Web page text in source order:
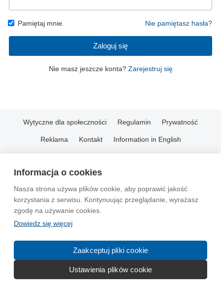
Informacja o cookies
Nasza strona używa plików cookie, aby poprawić jakość
korzystania z serwisu. Kontynuując przeglądanie, wyrażasz
zgodę na używanie cookies.
Dowiedz się więcej
Zaakceptuj pliki cookie
Ustawienia plików cookie
Pamiętaj mnie. Nie pamiętasz hasła?
Zaloguj się
Nie masz jeszcze konta? Zarejestruj się
Wytyczne dla społeczności Regulamin Prywatność
Reklama Kontakt Information in English